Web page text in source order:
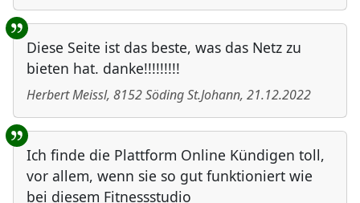
Diese Seite ist das beste, was das Netz zu
bieten hat. danke!!!!!!!!!
Herbert Meissl, 8152Söding St.Johann, 21.12.2022
Ich finde die Plattform Online Kündigen toll,
vor allem, wenn sie so gut funktioniert wie
bei diesem Fitnessstudio